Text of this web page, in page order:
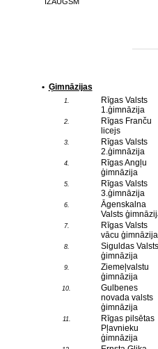
• Ģimnāzijas
1.
Rīgas Valsts
1.ģimnāzija
2.
Rīgas Franču
licejs
3.
Rīgas Valsts
2.ģimnāzija
4.
Rīgas Angļu
ģimnāzija
5.
Rīgas Valsts
3.ģimnāzija
6.
Āgenskalna
Valsts
7.
Rīgas Valsts
vācu ģimnāzija
8.
Siguldas Valsts
ģimnāzija
9.
Ziemeļvalstu
ģimnāzija
10.
Gulbenes
novada valsts
ģimnāzija
11.
Rīgas pilsētas
Pļavnieku
ģimnāzija